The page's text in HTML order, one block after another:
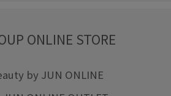
ONLINE STORE
by JUN ONLINE